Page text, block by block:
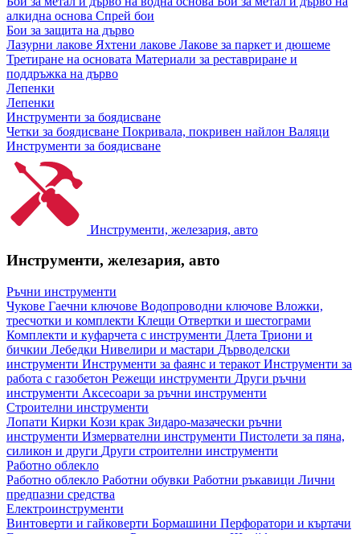
алкидна основа Спрей бои
Бои за защита на дърво
Лазурни лакове Яхтени лакове Лакове за паркет и дюшеме
Третиране на основата Материали за реставриране и
поддръжка на дърво
Лепенки
Лепенки
Инструменти за боядисване
Четки за боядисване Покривала, покривен найлон Валяци
Инструменти за боядисване
Инструменти, железария, авто
Инструменти, железария, авто
Ръчни инструменти
Чукове Гаечни ключове Водопроводни ключове Вложки,
тресчотки и комплекти Клещи Отвертки и шестограми
Комплекти и куфарчета с инструменти Длета Триони и
бичкии Лебедки Нивелири и мастари Дърводелски
инструменти Инструменти за фаянс и теракот Инструменти за
работа с газобетон Режещи инструменти Други ръчни
инструменти Аксесоари за ръчни инструменти
Строителни инструменти
Лопати Кирки Кози крак Зидаро-мазачески ръчни
инструменти Измервателни инструменти Пистолети за пяна,
силикон и други Други строителни инструменти
Работно облекло
Работно облекло Работни обувки Работни ръкавици Лични
предпазни средства
Електроинструменти
Винтоверти и гайковерти Бормашини Перфоратори и къртачи